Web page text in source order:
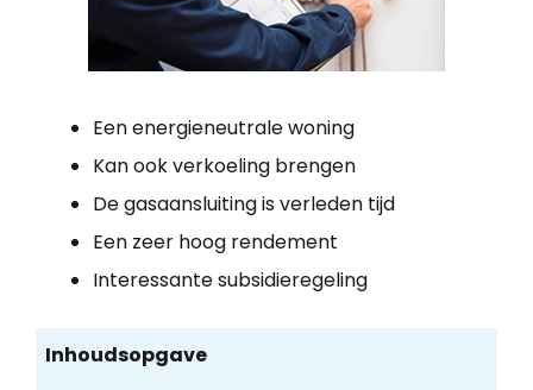
Een energieneutrale woning
Kan ook verkoeling brengen
De gasaansluiting is verleden tijd
Een zeer hoog rendement
Interessante subsidieregeling
Inhoudsopgave